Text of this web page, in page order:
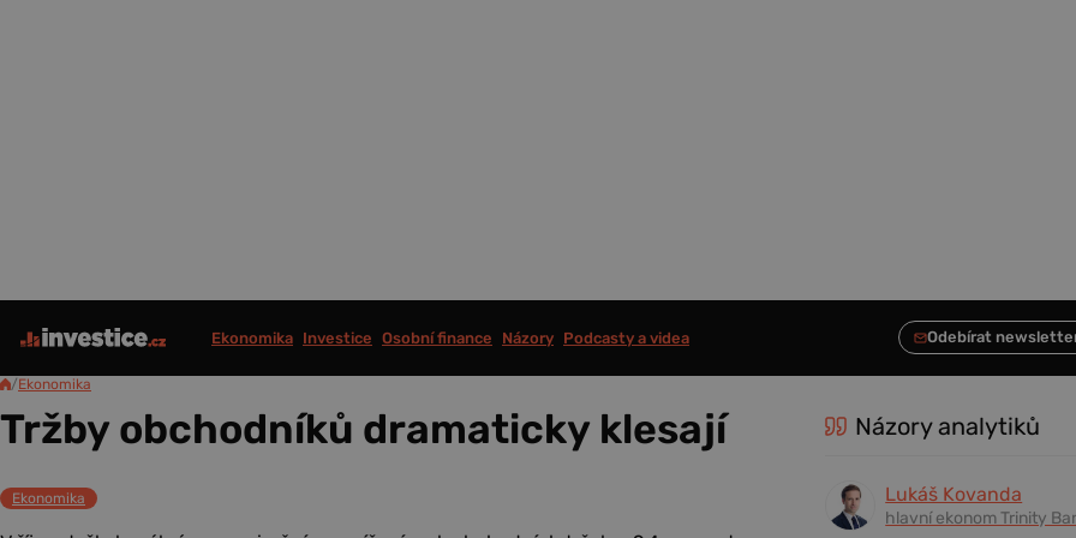
Ekonomika Investice Osobní finance Názory Podcasty a videa
/Ekonomika
Tržby obchodníků dramaticky klesají
Ekonomika
Názory analytiků
Lukáš Kovanda
hlavní ekonom Trinity